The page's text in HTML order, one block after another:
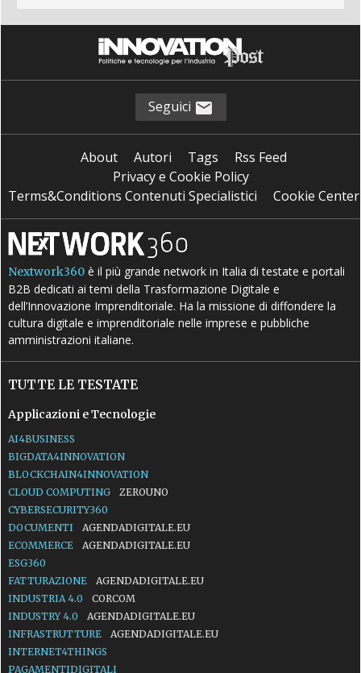
Seguici
About Autori Tags
Rss Feed
Privacy e Cookie Policy
Terms&Conditions Contenuti Specialistici
Cookie Center
Nextwork360 è il più grande network in Italia di testate e portali
B2B dedicati ai temi della Trasformazione Digitale e
dell’Innovazione Imprenditoriale. Ha la missione di diffondere la
cultura digitale e imprenditoriale nelle imprese e pubbliche
amministrazioni italiane.
TUTTE LE TESTATE
Applicazioni e Tecnologie
AI4BUSINESS
BIGDATA4INNOVATION
BLOCKCHAIN4INNOVATION
CLOUD COMPUTING
ZEROUNO
CYBERSECURITY360
DOCUMENTI
AGENDADIGITALE.EU
ECOMMERCE
AGENDADIGITALE.EU
ESG360
FATTURAZIONE
AGENDADIGITALE.EU
INDUSTRIA 4.0
CORCOM
INDUSTRY 4.0
AGENDADIGITALE.EU
INFRASTRUTTURE
AGENDADIGITALE.EU
INTERNET4THINGS
PAGAMENTIDIGITALI